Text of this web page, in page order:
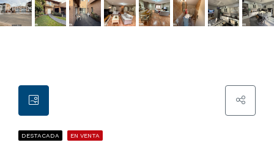
DESTACADA EN VENTA